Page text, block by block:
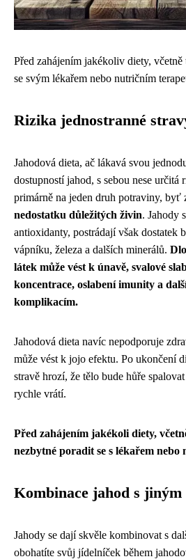
Před zahájením jakékoliv diety, včetně
se svým lékařem nebo nutričním
Rizika jednostranné
Jahodová dieta, ač lákavá svou
dostupností jahod, s sebou nese určitá
primárně na jeden druh potraviny, byť
nedostatku důležitých živin. Jahody
antioxidanty, postrádají však dostatek
vápníku, železa a dalších minerálů.
látek může vést k únavě, svalové
koncentrace, oslabení imunity a
komplikacím.
Jahodová dieta navíc nepodporuje
může vést k jojo efektu. Po ukončení
stravě hrozí, že tělo bude hůře
rychle vrátí.
Před zahájením jakékoli diety,
nezbytné poradit se s lékařem
Kombinace jahod s jiným
Jahody se dají skvěle kombinovat s
obohatíte svůj jídelníček během